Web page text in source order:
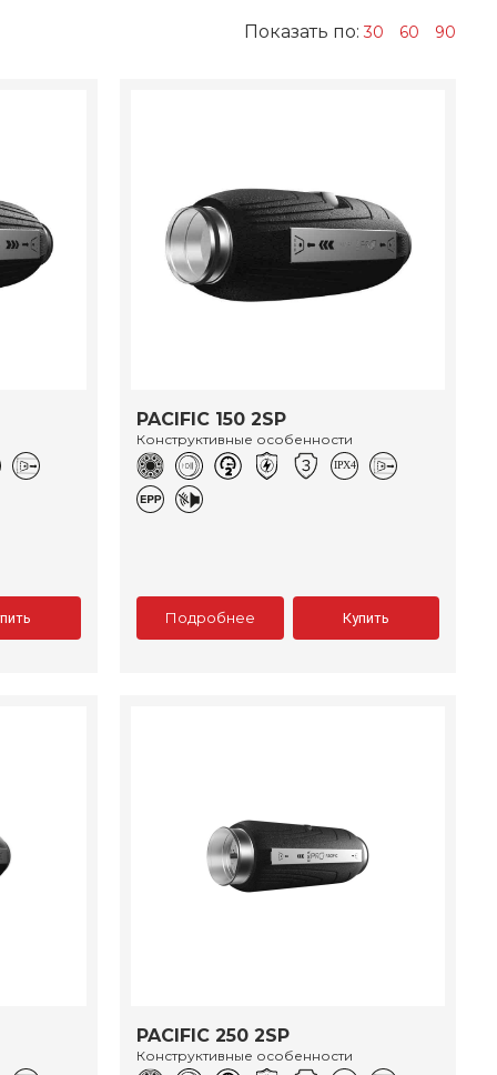
Показать по:30 60 90
PACIFIC 150 2SP
Конструктивные особенности
Подробнее Купить
PACIFIC 250 2SP
Конструктивные особенности